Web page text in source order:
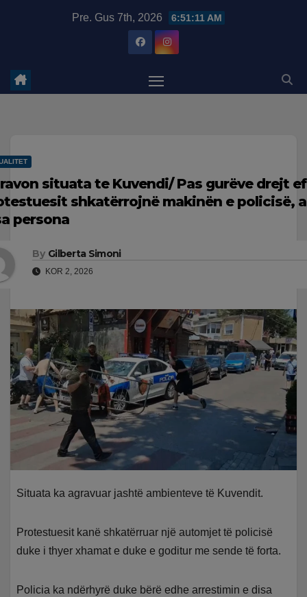
Pre. Gus 7th, 2026 6:51:12 AM
situata te Kuvendi/ Pas gurëve drejt
shkatërrojnë makinën e policisë,
persona
By Gilberta Simoni
KOR 2, 2026
Situata ka agravuar jashtë ambienteve të Kuvendit.
Protestuesit kanë shkatërruar një automjet të policisë
duke i thyer xhamat e duke e goditur me sende të forta.
Policia ka ndërhyrë duke bërë edhe arrestimin e disa